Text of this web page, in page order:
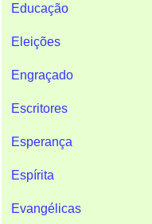
Educação
Eleições
Engraçado
Escritores
Esperança
Espírita
Evangélicas